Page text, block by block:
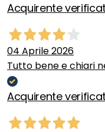
Acquirente
04 Aprile 2026
Tutto bene e chiari
Acquirente